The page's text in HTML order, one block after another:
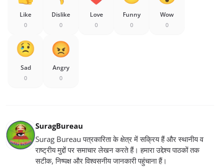
Like
0
Dislike
0
Love
0
Funny
0
Wow
0
Sad
0
Angry
0
SuragBureau
Surag Bureau पत्रकारिता के क्षेत्र में सक्रिय हैं और स्थानीय व
राष्ट्रीय मुद्दों पर समाचार लेखन करते हैं। हमारा उद्देश्य पाठकों तक
सटीक, निष्पक्ष और विश्वसनीय जानकारी पहुंचाना हैं।